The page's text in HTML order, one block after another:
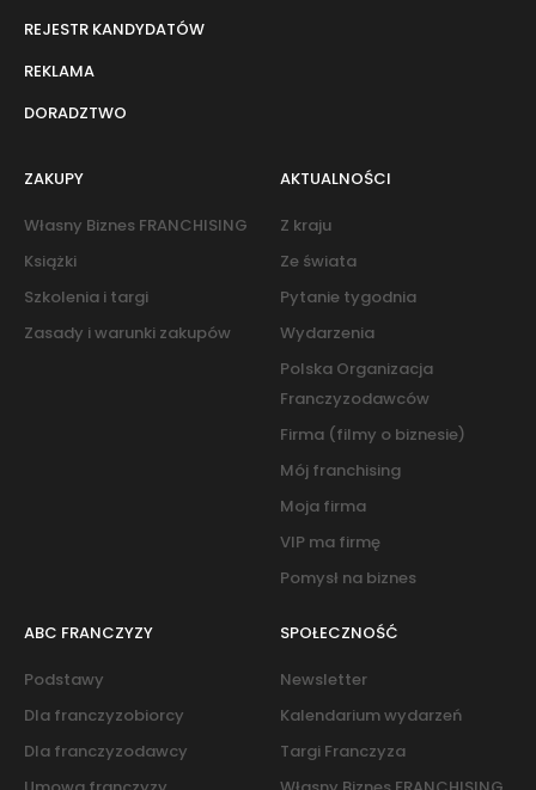
REJESTR KANDYDATÓW
REKLAMA
DORADZTWO
ZAKUPY
Własny Biznes FRANCHISING
Książki
Szkolenia i targi
Zasady i warunki zakupów
AKTUALNOŚCI
Z kraju
Ze świata
Pytanie tygodnia
Wydarzenia
Polska Organizacja
Franczyzodawców
Firma (filmy o biznesie)
Mój franchising
Moja firma
VIP ma firmę
Pomysł na biznes
ABC FRANCZYZY
Podstawy
Dla franczyzobiorcy
Dla franczyzodawcy
SPOŁECZNOŚĆ
Newsletter
Kalendarium wydarzeń
Targi Franczyza